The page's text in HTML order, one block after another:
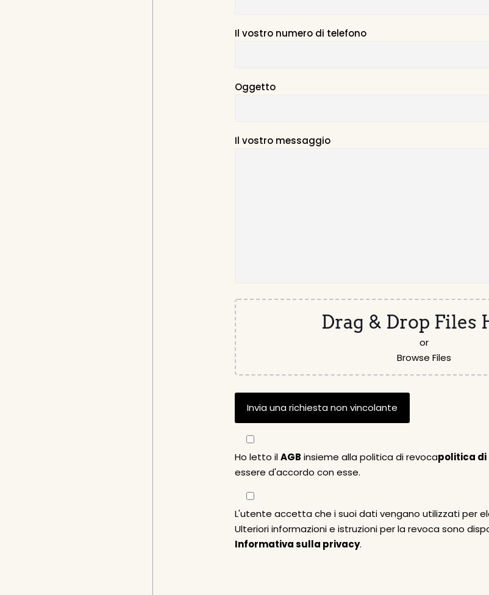
Il vostro numero di telefono
Oggetto
Il vostro messaggio
Drag & Drop Files
or
Browse Files
Ho letto ilAGB insieme alla politica di revocapolitica di
essere d'accordo con esse.
L'utente accetta che i suoi dati vengano utilizzati per
Ulteriori informazioni e istruzioni per la revoca sono
Informativa sulla privacy.